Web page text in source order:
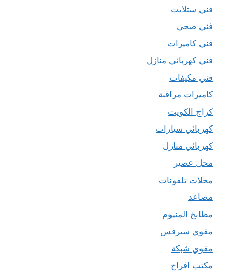
فني ستلايت
فني صحي
فني كاميرات
فني كهربائي منازل
فني مكيفات
كاميرات مراقبة
كراج الكويت
كهربائي سيارات
كهربائي منازل
محل عصير
محلات تلفونات
مصاعد
مطابخ المنيوم
مقوي سيرفس
مقوي شبكة
مكتب افراح